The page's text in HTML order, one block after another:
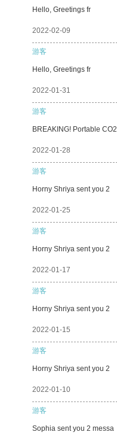
Hello, Greetings fr
2022-02-09
游客
Hello, Greetings fr
2022-01-31
游客
BREAKING! Portable CO2
2022-01-28
游客
Horny Shriya sent you 2
2022-01-25
游客
Horny Shriya sent you 2
2022-01-17
游客
Horny Shriya sent you 2
2022-01-15
游客
Horny Shriya sent you 2
2022-01-10
游客
Sophia sent you 2 messa